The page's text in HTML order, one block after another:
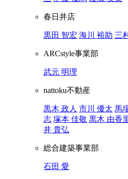
春日井店
黒田 智宏 海川 裕助 三
ARCstyle事業部
武元 明理
nattoku不動産
黒木 政人 市川 優太 馬
志 塚本 佳敬 黒木 由香
井 貴弘
総合建築事業部
石田 愛